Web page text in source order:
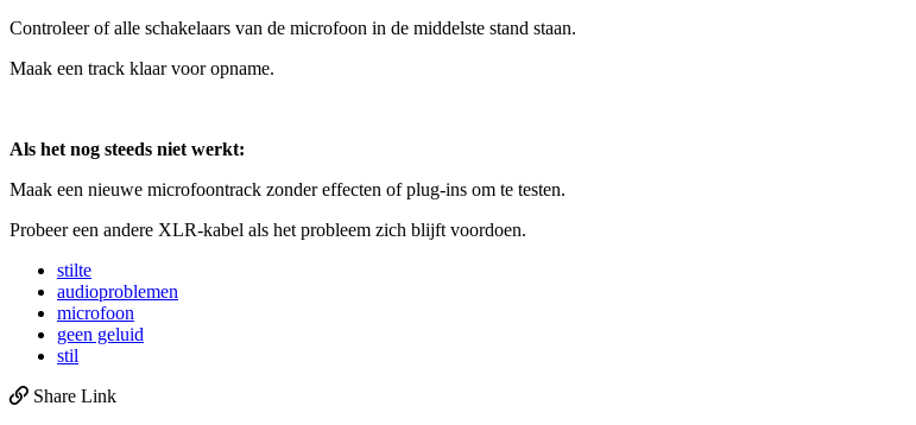
Controleer of alle schakelaars van de microfoon in de middelste stand staan.
Maak een track klaar voor opname.
Als het nog steeds niet werkt:
Maak een nieuwe microfoontrack zonder effecten of plug-ins om te testen.
Probeer een andere XLR-kabel als het probleem zich blijft voordoen.
stilte
audioproblemen
microfoon
geen geluid
stil
Share Link